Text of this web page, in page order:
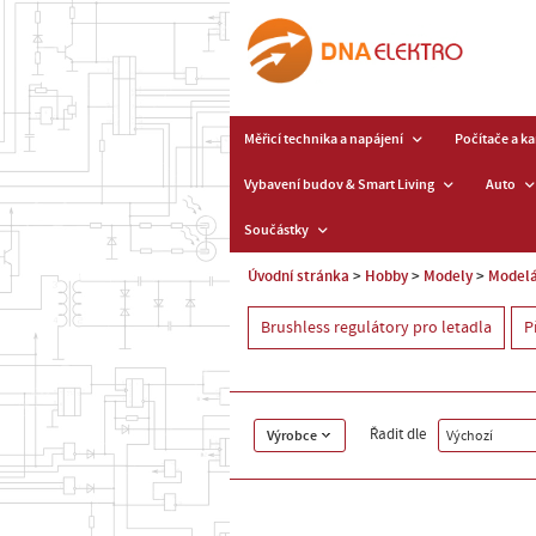
Měřicí technika a napájení Počítače a
Vybavení budov & Smart Living Auto
Součástky
Úvodní stránka Hobby Modely
Brushless regulátory pro letadla
Výrobce Řadit dle Výchozí